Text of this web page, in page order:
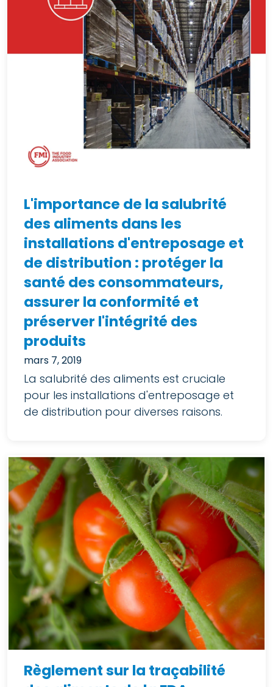
L'importance de la salubrité
des aliments dans les
installations d'entreposage et
de distribution : protéger la
santé des consommateurs,
assurer la conformité et
préserver l'intégrité des
produits
mars 7, 2019
La salubrité des aliments est cruciale
pour les installations d'entreposage et
de distribution pour diverses raisons.
Règlement sur la traçabilité